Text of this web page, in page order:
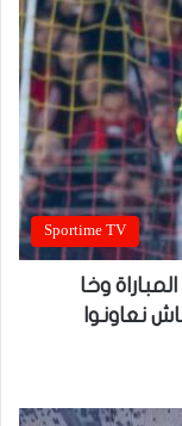
Sportime TV
وخا
نعاونوا